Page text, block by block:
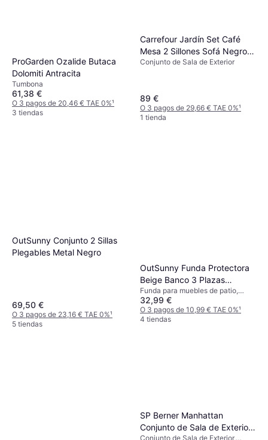
ProGarden Ozalide Butaca
Dolomiti Antracita
Tumbona
61,38 €
O 3 pagos de 20,46 € TAE 0%¹
3 tiendas
Carrefour Jardín Set Café
Mesa 2 Sillones Sofá Negro
Conjunto de Sala de Exterior
Conjunto de Sala de Exterior
89 €
O 3 pagos de 29,66 € TAE 0%¹
1 tienda
OutSunny Conjunto 2 Sillas
Plegables Metal Negro
69,50 €
O 3 pagos de 23,16 € TAE 0%¹
5 tiendas
OutSunny Funda Protectora
Beige Banco 3 Plazas
218x111x63 101 cm
Funda para muebles de patio,
Funda para muebles de patio
32,99 €
O 3 pagos de 10,99 € TAE 0%¹
4 tiendas
SP Berner Manhattan
Conjunto de Sala de Exterior,
Conjunto de Sala de Exterior,